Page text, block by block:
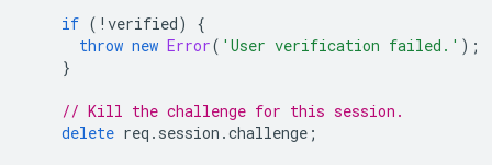
if ( ! verified)
{
throw new Error( 'User verification failed.' );
}
// Kill the challenge for this session.
delete req . session .challenge ;